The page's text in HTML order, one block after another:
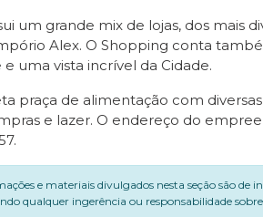
um grande mix de lojas, dos mais
Alex. O Shopping conta
uma vista incrível da Cidade.
praça de alimentação com
e lazer. O endereço do
e materiais divulgados nesta seção são
qualquer ingerência ou responsabilidade